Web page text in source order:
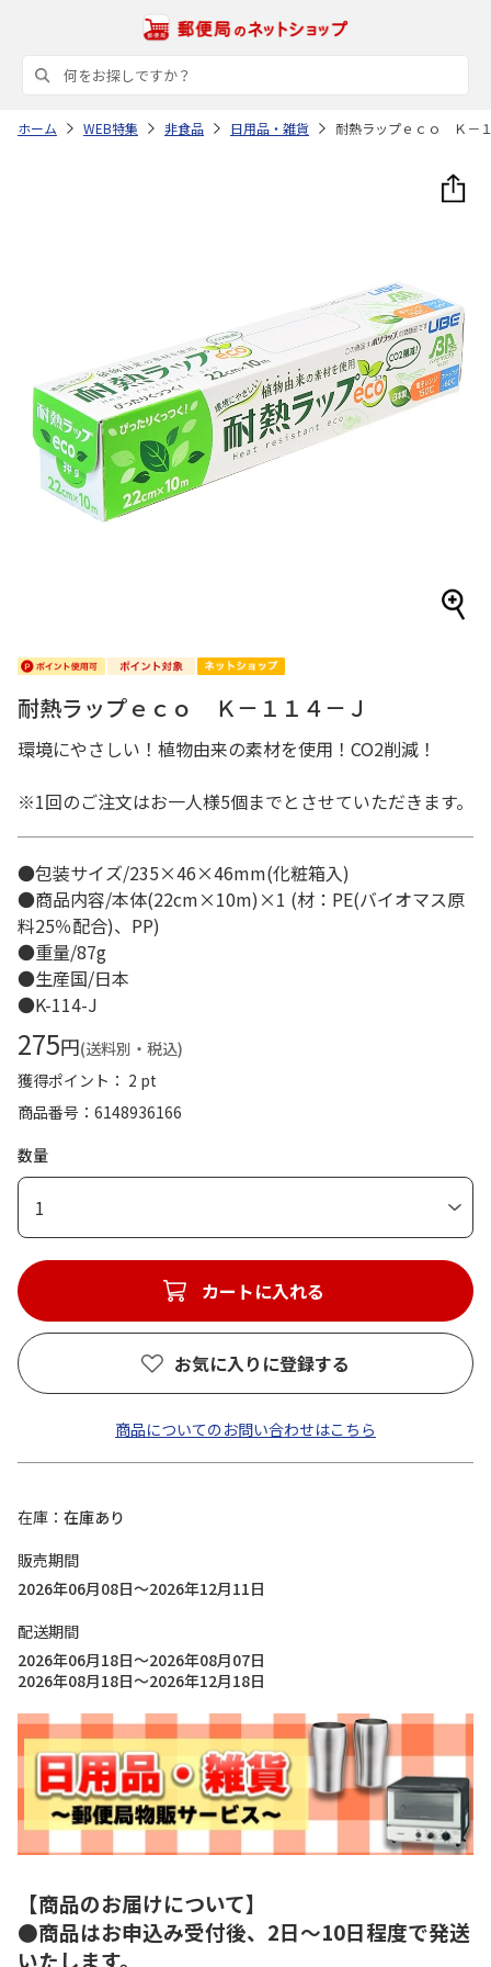
ホーム WEB特集 非食品 日用品・雑貨 耐熱ラップｅｃｏ Ｋ－
耐熱ラップｅｃｏ Ｋ－１１４－Ｊ
環境にやさしい！植物由来の素材を使用！CO2削減！
※1回のご注文はお一人様5個までとさせていただきます。
●包装サイズ/235×46×46mm(化粧箱入)
●商品内容/本体(22cm×10m)×1 (材：PE(バイオマス原
料25％配合)、PP)
●重量/87g
●生産国/日本
●K-114-J
275円(送料別・税込)
獲得ポイント： 2 pt
商品番号
6148936166
数量
1
カートに入れる
お気に入りに登録する
商品についてのお問い合わせはこちら
在庫
在庫あり
販売期間
2026年06月08日～2026年12月11日
配送期間
2026年06月18日～2026年08月07日
2026年08月18日～2026年12月18日
【商品のお届けについて】
●商品はお申込み受付後、2日～10日程度で発送
いたします。